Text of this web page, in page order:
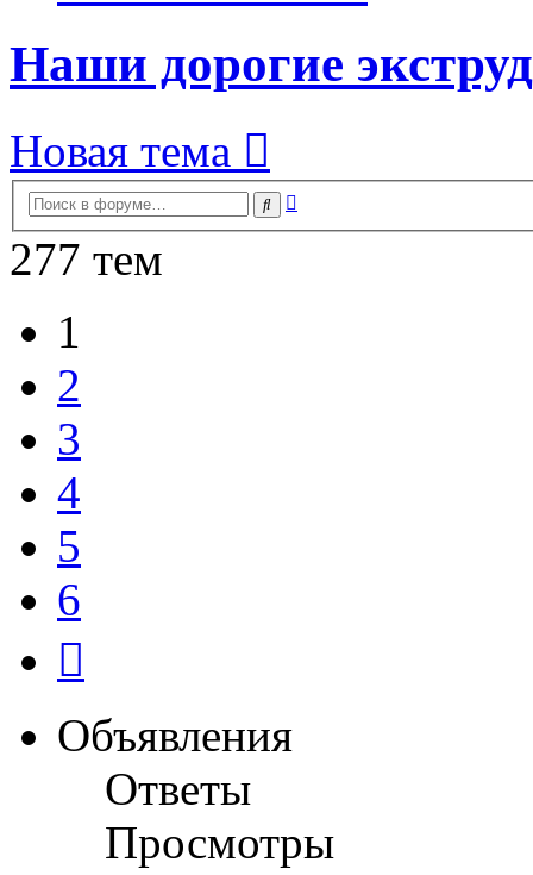
Наши дорогие
Новая тема
Поиск
277 тем
1
2
3
4
5
6
Объявления
Ответы
Просмотры